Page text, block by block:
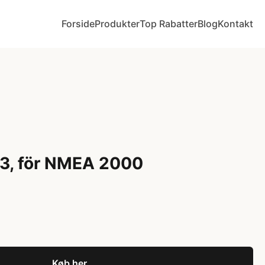
ForsideProdukterTop RabatterBlogKontakt
för NMEA 2000